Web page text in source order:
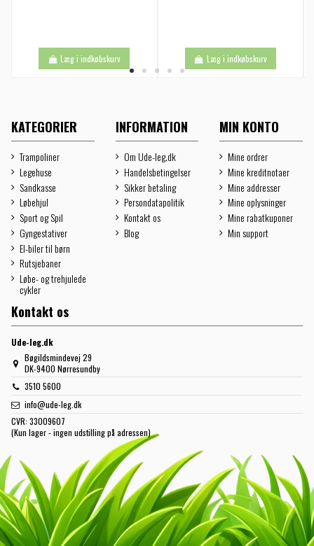
Læg i indkøbskurv Læg i indkøbskurv
KATEGORIER
Trampoliner
Legehuse
Sandkasse
Løbehjul
Sport og Spil
Gyngestativer
El-biler til børn
Rutsjebaner
Løbe- og trehjulede
cykler
INFORMATION
Om Ude-leg.dk
Handelsbetingelser
Sikker betaling
Persondatapolitik
Kontakt os
Blog
MIN KONTO
Mine ordrer
Mine kreditnotaer
Mine addresser
Mine oplysninger
Mine rabatkuponer
Min support
Kontakt os
Ude-leg.dk
Bøgildsmindevej 29
DK-9400 Nørresundby
3510 5600
info@ude-leg.dk
CVR: 33009607
(Kun lager - ingen udstilling på adressen)